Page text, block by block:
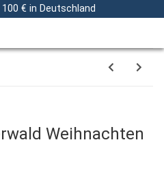
€ in Deutschland
Verpackungsservice
Weihnachten